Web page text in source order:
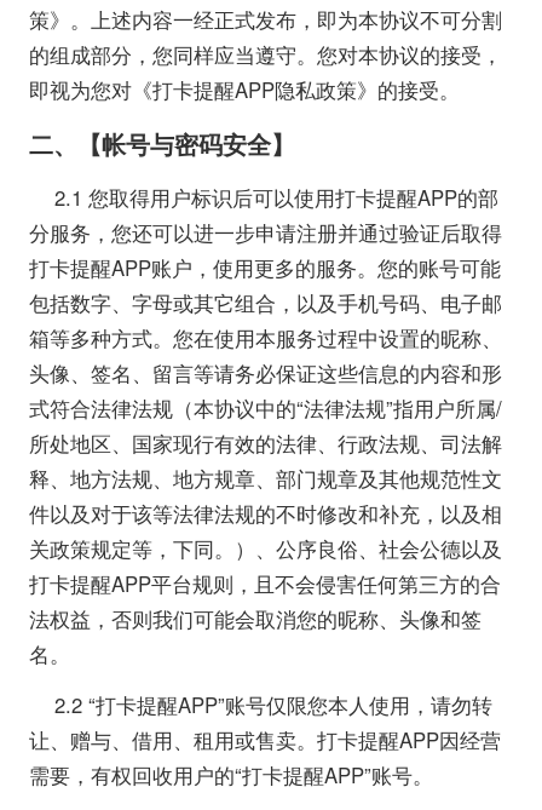
策》。上述内容一经正式发布，即为本协议不可分割
的组成部分，您同样应当遵守。您对本协议的接受，
即视为您对《打卡提醒APP隐私政策》的接受。
二、【帐号与密码安全】
2.1 您取得用户标识后可以使用打卡提醒APP的部
分服务，您还可以进一步申请注册并通过验证后取得
打卡提醒APP账户，使用更多的服务。您的账号可能
包括数字、字母或其它组合，以及手机号码、电子邮
箱等多种方式。您在使用本服务过程中设置的昵称、
头像、签名、留言等请务必保证这些信息的内容和形
式符合法律法规（本协议中的“法律法规”指用户所属/
所处地区、国家现行有效的法律、行政法规、司法解
释、地方法规、地方规章、部门规章及其他规范性文
件以及对于该等法律法规的不时修改和补充，以及相
关政策规定等，下同。）、公序良俗、社会公德以及
打卡提醒APP平台规则，且不会侵害任何第三方的合
法权益，否则我们可能会取消您的昵称、头像和签
名。
2.2 “打卡提醒APP”账号仅限您本人使用，请勿转
让、赠与、借用、租用或售卖。打卡提醒APP因经营
需要，有权回收用户的“打卡提醒APP”账号。